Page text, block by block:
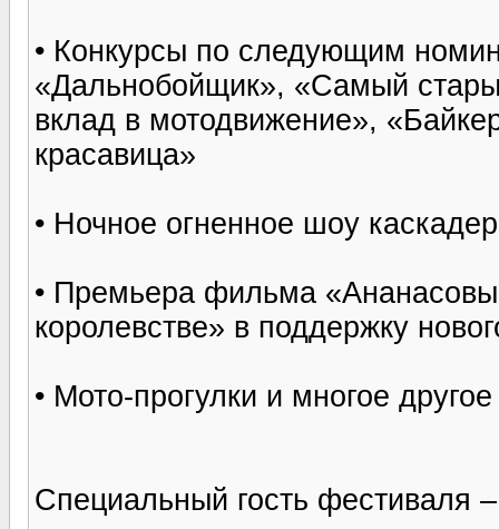
• Конкурсы по следующим
«Дальнобойщик», «Самый
вклад в мотодвижение»,
красавица»
• Ночное огненное шоу
• Премьера фильма
королевстве» в поддержку
• Мото-прогулки и многое другое
Специальный гость фестиваля